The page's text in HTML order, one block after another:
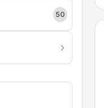
50